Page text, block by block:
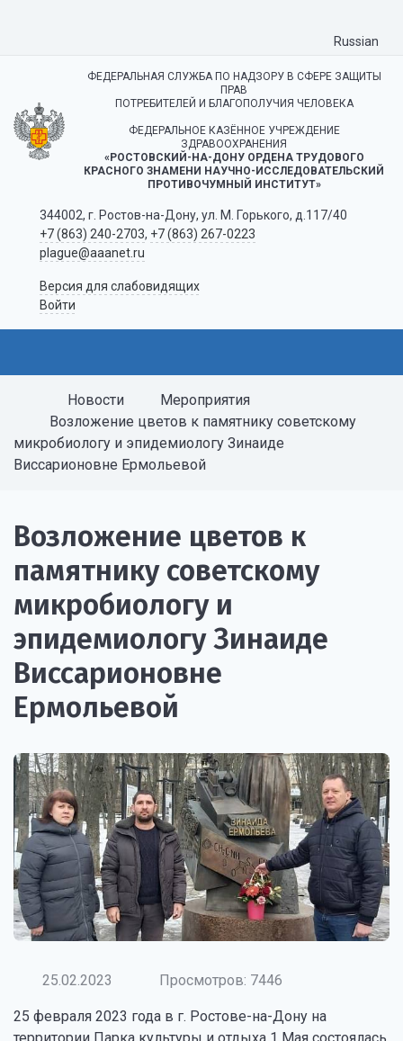
Russian
ФЕДЕРАЛЬНАЯ СЛУЖБА ПО НАДЗОРУ В СФЕРЕ ЗАЩИТЫ
ПРАВ
ПОТРЕБИТЕЛЕЙ И БЛАГОПОЛУЧИЯ ЧЕЛОВЕКА
ФЕДЕРАЛЬНОЕ КАЗЁННОЕ УЧРЕЖДЕНИЕ
ЗДРАВООХРАНЕНИЯ
«РОСТОВСКИЙ-НА-ДОНУ ОРДЕНА ТРУДОВОГО
КРАСНОГО ЗНАМЕНИ НАУЧНО-ИССЛЕДОВАТЕЛЬСКИЙ
ПРОТИВОЧУМНЫЙ ИНСТИТУТ»
344002, г. Ростов-на-Дону, ул. М. Горького, д.117/40
+7 (863) 240-2703, +7 (863) 267-0223
plague@aaanet.ru
Версия для слабовидящих
Войти
Новости
Мероприятия
Возложение цветов к памятнику советскому
микробиологу и эпидемиологу Зинаиде
Виссарионовне Ермольевой
Возложение цветов к
памятнику советскому
микробиологу и
эпидемиологу Зинаиде
Виссарионовне
Ермольевой
25.02.2023 Просмотров: 7446
25 февраля 2023 года в г. Ростове-на-Дону на